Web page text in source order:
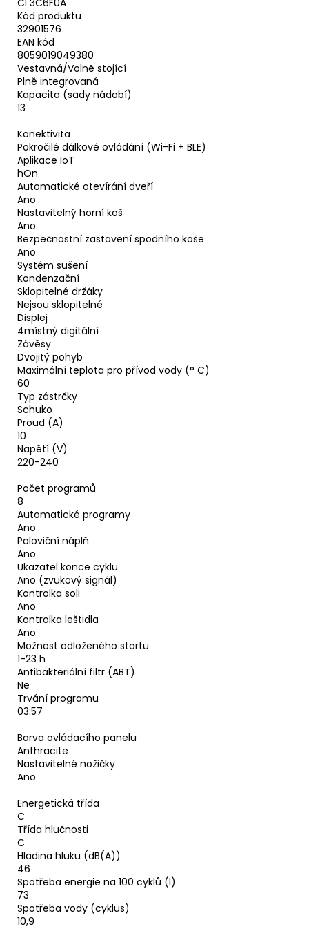
CI 3C6F0A
Kód produktu
32901576
EAN kód
8059019049380
Vestavná/Volně stojící
Plně integrovaná
Kapacita (sady nádobí)
13
Konektivita
Pokročilé dálkové ovládání (Wi-Fi + BLE)
Aplikace IoT
hOn
Automatické otevírání dveří
Ano
Nastavitelný horní koš
Ano
Bezpečnostní zastavení spodního koše
Ano
Systém sušení
Kondenzační
Sklopitelné držáky
Nejsou sklopitelné
Displej
4místný digitální
Závěsy
Dvojitý pohyb
Maximální teplota pro přívod vody (° C)
60
Typ zástrčky
Schuko
Proud (A)
10
Napětí (V)
220-240
Počet programů
8
Automatické programy
Ano
Poloviční náplň
Ano
Ukazatel konce cyklu
Ano (zvukový signál)
Kontrolka soli
Ano
Kontrolka leštidla
Ano
Možnost odloženého startu
1-23 h
Antibakteriální filtr (ABT)
Ne
Trvání programu
03:57
Barva ovládacího panelu
Anthracite
Nastavitelné nožičky
Ano
Energetická třída
C
Třída hlučnosti
C
Hladina hluku (dB(A))
46
Spotřeba energie na 100 cyklů (l)
73
Spotřeba vody (cyklus)
10,9